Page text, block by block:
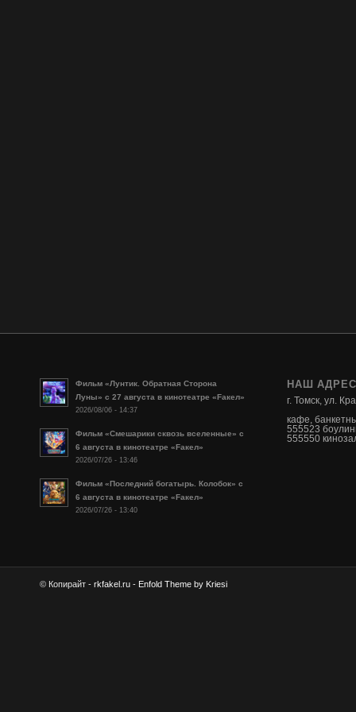
Фильм «Лунтик. Обратная Сторона
Луны» с 27 августа в кинотеатре «Fакел»
2026/08/06 - 14:37
Фильм «Смешарики сквозь вселенные» с
6 августа в кинотеатре «Fакел»
2026/07/26 - 13:46
Фильм «Последний богатырь. Колобок» с
6 августа в кинотеатре «Fакел»
2026/07/26 - 13:40
НАШ АДРЕС
г. Томск, ул.
кафе,
555523
555550
© Копирайт - rkfakel.ru - Enfold Theme by Kriesi